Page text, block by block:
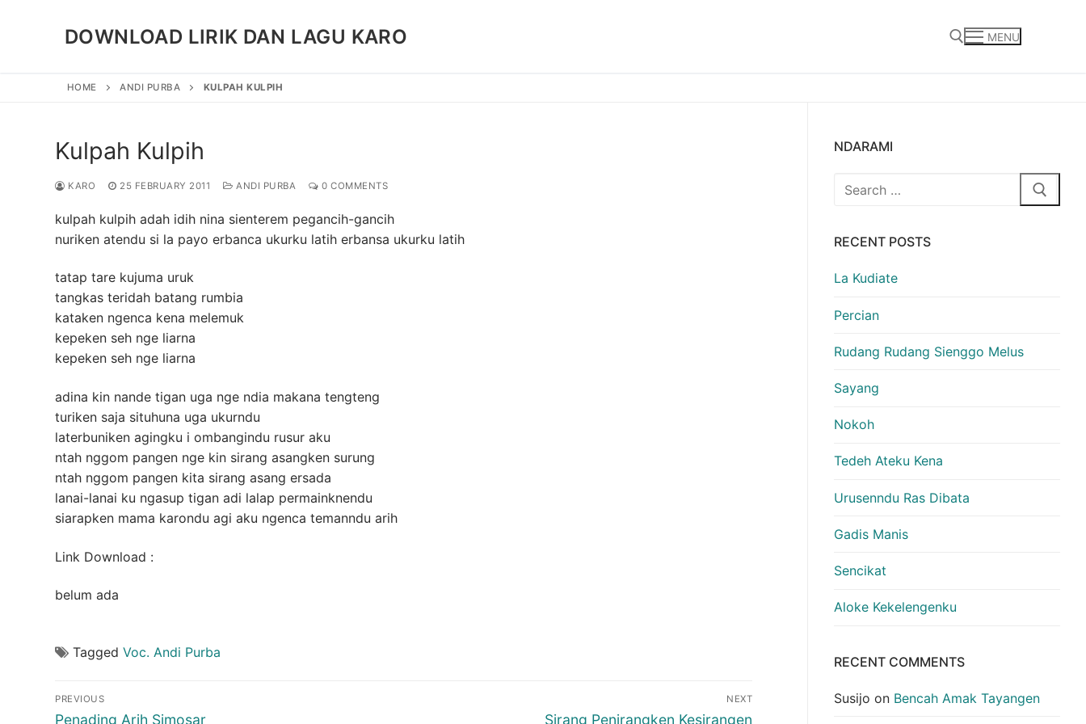
DOWNLOAD LIRIK DAN LAGU KARO MENU
HOME ANDI PURBA KULPAH KULPIH
Kulpah Kulpih
KARO 25 FEBRUARY 2011 ANDI PURBA 0 COMMENTS
kulpah kulpih adah idih nina sienterem pegancih-gancih
nuriken atendu si la payo erbanca ukurku latih erbansa ukurku latih
tatap tare kujuma uruk
tangkas teridah batang rumbia
kataken ngenca kena melemuk
kepeken seh nge liarna
kepeken seh nge liarna
adina kin nande tigan uga nge ndia makana tengteng
turiken saja situhuna uga ukurndu
laterbuniken agingku i ombangindu rusur aku
ntah nggom pangen nge kin sirang asangken surung
ntah nggom pangen kita sirang asang ersada
lanai-lanai ku ngasup tigan adi lalap permainknendu
siarapken mama karondu agi aku ngenca temanndu arih
Link Download :
belum ada
Tagged Voc. Andi Purba
Post
PREVIOUS
Previous
Penading Arih Simosar
NEXT
Next
Sirang Penirangken Kesirangen
NDARAMI
Search
RECENT POSTS
La Kudiate
Percian
Rudang Rudang Sienggo Melus
Sayang
Nokoh
Tedeh Ateku Kena
Urusenndu Ras Dibata
Gadis Manis
Sencikat
Aloke Kekelengenku
RECENT COMMENTS
Susijo on Bencah Amak Tayangen